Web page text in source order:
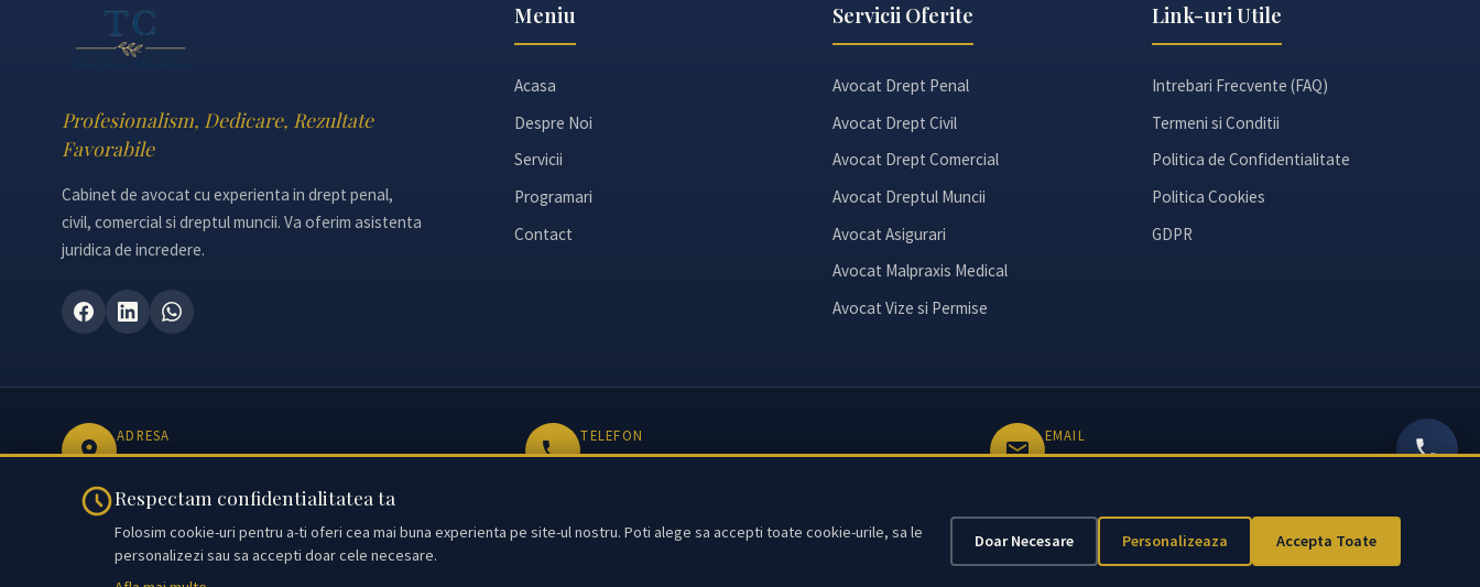
Respectam confidentialitatea ta
Folosim cookie-uri pentru a-ti oferi cea mai buna experienta pe site-ul nostru. Poti alege sa accepti toate cookie-urile, sa le
personalizezi sau sa accepti doar cele necesare.
Doar Necesare Personalizeaza Accepta Toate
Profesionalism, Dedicare, Rezultate
Favorabile
Cabinet de avocat cu experienta in drept penal,
civil, comercial si dreptul muncii. Va oferim asistenta
juridica de incredere.
Meniu
Acasa
Despre Noi
Servicii
Programari
Contact
Servicii Oferite
Avocat Drept Penal
Avocat Drept Civil
Avocat Drept Comercial
Avocat Dreptul Muncii
Avocat Asigurari
Avocat Malpraxis Medical
Avocat Vize si Permise
Link-uri Utile
Intrebari Frecvente (FAQ)
Termeni si Conditii
Politica de Confidentialitate
Politica Cookies
GDPR
ADRESA
Bulevardul Unirii 27, Sector 3, Bucuresti
TELEFON
+40 763 060 050
EMAIL
office@avocatcroitoru.ro